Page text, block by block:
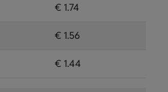
€ 1.74
€ 1.56
€ 1.44